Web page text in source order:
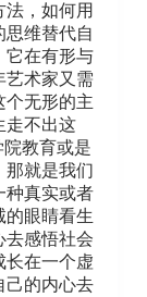
，如何用
思维替代自
它在有形与
艺术家又需
个无形的主
走不出这
教育或是
那就是我们
种真实或者
的眼睛看生
去感悟社会
长在一个虚
己的内心去